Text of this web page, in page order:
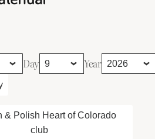
Day Year
& Polish Heart of Colorado
club